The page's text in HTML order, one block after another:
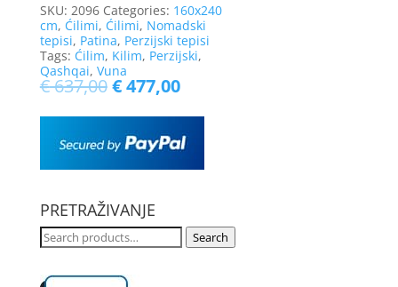
SKU: 2096 Categories: 160x240
cm, Ćilimi, Ćilimi, Nomadski
tepisi, Patina, Perzijski tepisi
Tags: Ćilim, Kilim, Perzijski,
Qashqai, Vuna
€637,00€477,00
PRETRAŽIVANJE
Search
Search